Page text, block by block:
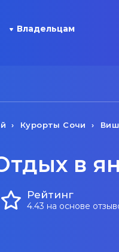
Владельцам
Курорты Сочи
в
Рейтинг
4.43 на основе